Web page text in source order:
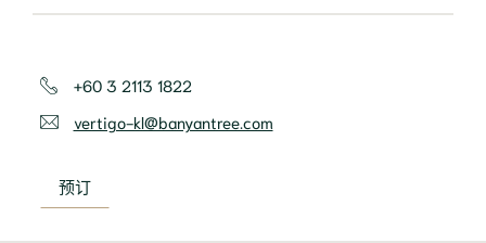
+60 3 2113 1822
vertigo-kl@banyantree.com
预订